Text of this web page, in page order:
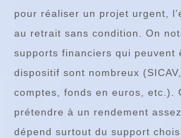
pour réaliser un projet urgent,
au retrait sans condition. On
supports financiers qui peuvent
dispositif sont nombreux
comptes, fonds en euros, etc.).
prétendre à un rendement
dépend surtout du support